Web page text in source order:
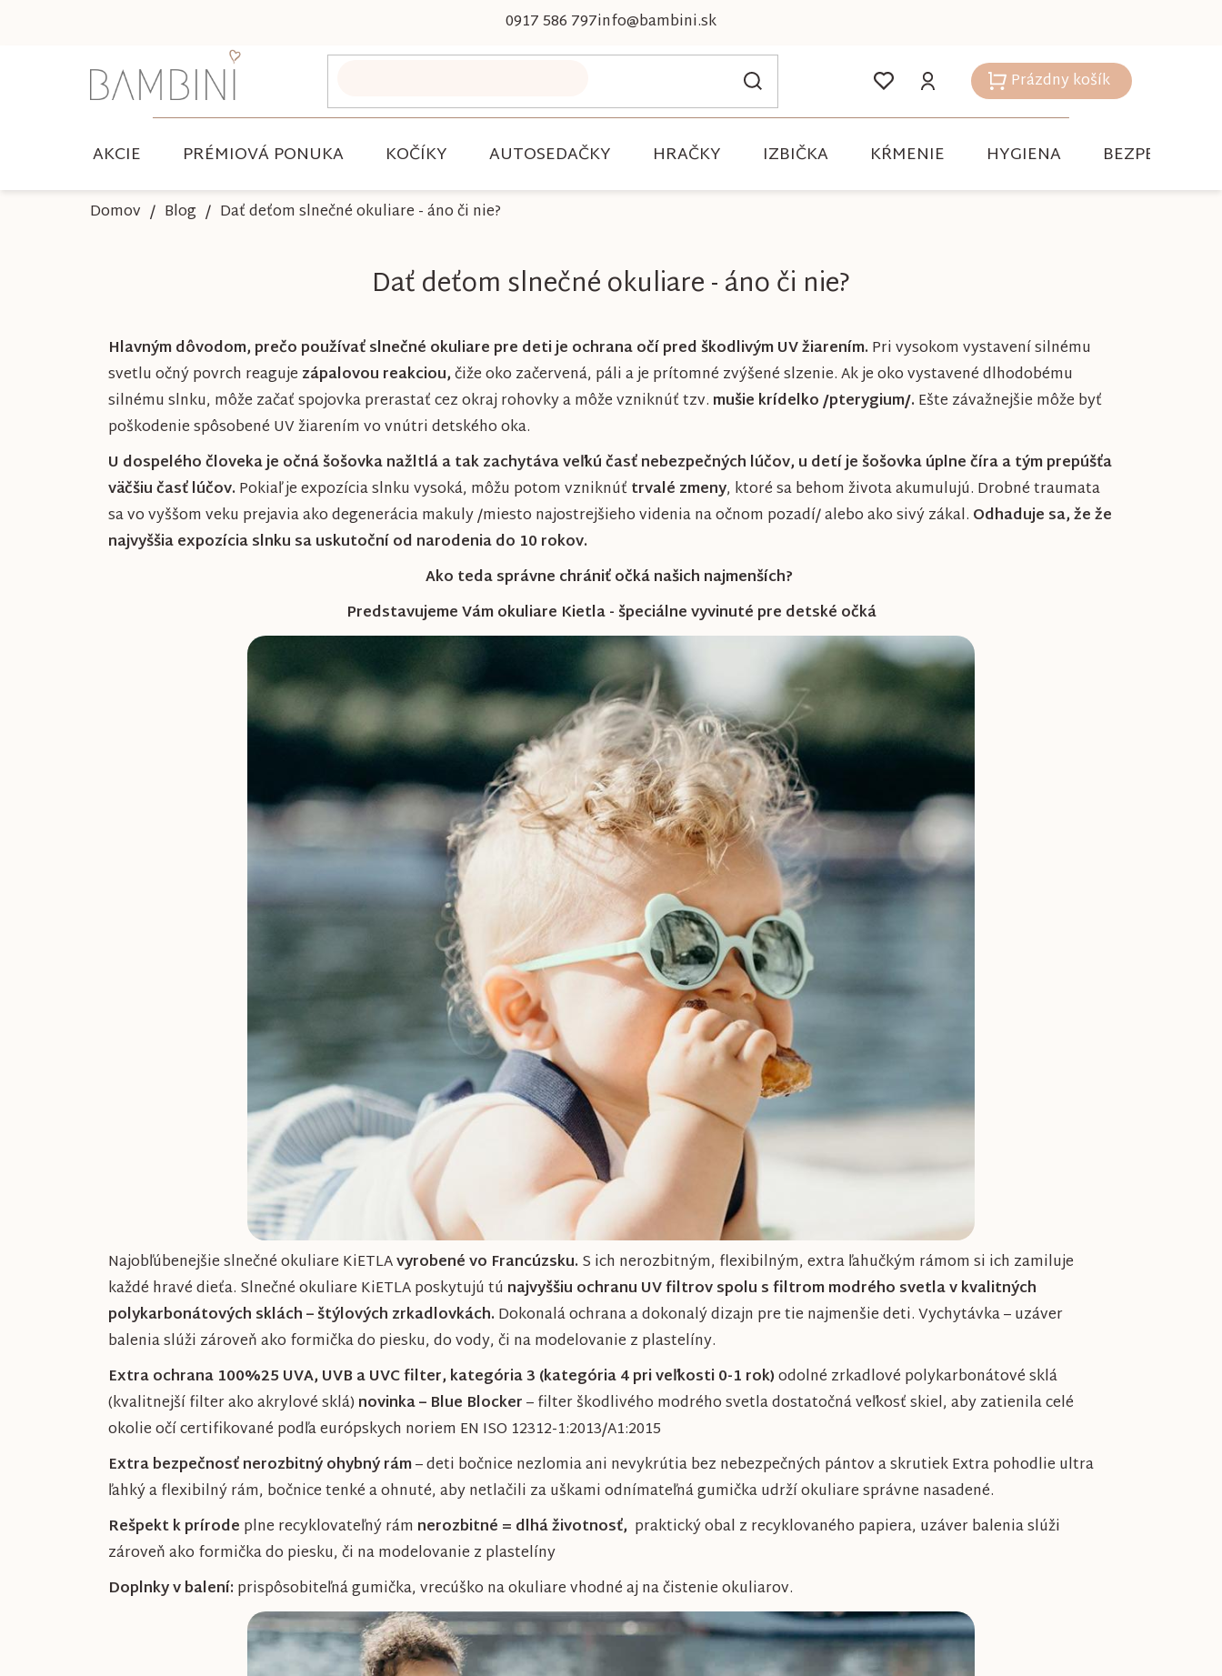
0917 586 797info@bambini.sk
Nákupný
košík
Prázdny košík
AKCIE PRÉMIOVÁ PONUKA KOČÍKY AUTOSEDAČKY HRAČKY IZBIČKA KŔMENIE HYGIENA BEZPEČNOSŤ
Domov Blog Dať deťom slnečné okuliare - áno či nie?
Dať deťom slnečné okuliare - áno či nie?
Hlavným dôvodom, prečo používať slnečné okuliare pre deti je ochrana očí pred škodlivým UV žiarením. Pri vysokom vystavení silnému
svetlu očný povrch reaguje zápalovou reakciou,čiže oko začervená, páli a je prítomné zvýšené slzenie. Ak je oko vystavené dlhodobému
silnému slnku, môže začať spojovka prerastať cez okraj rohovky a môže vzniknúť tzv. mušie krídelko /pterygium/. Ešte závažnejšie môže byť
poškodenie spôsobené UV žiarením vo vnútri detského oka.
U dospelého človeka je očná šošovka nažltlá a tak zachytáva veľkú časť nebezpečných lúčov, u detí je šošovka úplne číra a tým prepúšťa
väčšiu časť lúčov. Pokiaľ je expozícia slnku vysoká, môžu potom vzniknúťtrvalé zmeny, ktoré sa behom života akumulujú. Drobné traumata
sa vo vyššom veku prejavia ako degenerácia makuly /miesto najostrejšieho videnia na očnom pozadí/ alebo ako sivý zákal. Odhaduje sa, že že
najvyššia expozícia slnku sa uskutoční od narodenia do 10 rokov.
Ako teda správne chrániť očká našich najmenších?
Predstavujeme Vám okuliare Kietla - špeciálne vyvinuté pre detské očká
Najobľúbenejšie slnečné okuliare KiETLAvyrobené vo Francúzsku. S ich nerozbitným, flexibilným, extra ľahučkým rámom si ich zamiluje
každé hravé dieťa. Slnečné okuliare KiETLA poskytujú tú najvyššiu ochranu UV filtrov spolu s filtrom modrého svetla v kvalitných
polykarbonátových sklách – štýlových zrkadlovkách. Dokonalá ochrana a dokonalý dizajn pre tie najmenšie deti. Vychytávka – uzáver
balenia slúži zároveň ako formička do piesku, do vody, či na modelovanie z plastelíny.
Extra ochrana 100%25 UVA, UVB a UVC filter, kategória 3 (kategória 4 pri veľkosti 0-1 rok)odolné zrkadlové polykarbonátové sklá
(kvalitnejší filter ako akrylové sklá) novinka – Blue Blocker– filter škodlivého modrého svetla dostatočná veľkosť skiel, aby zatienila celé
okolie očí certifikované podľa európskych noriem EN ISO 12312-1:2013/A1:2015
Extra bezpečnosť nerozbitný ohybný rám– deti bočnice nezlomia ani nevykrútia bez nebezpečných pántov a skrutiek Extra pohodlie ultra
ľahký a flexibilný rám, bočnice tenké a ohnuté, aby netlačili za uškami odnímateľná gumička udrží okuliare správne nasadené.
Rešpekt k prírode plne recyklovateľný rám nerozbitné = dlhá životnosť, praktický obal z recyklovaného papiera, uzáver balenia slúži
zároveň ako formička do piesku, či na modelovanie z plastelíny
Doplnky v balení: prispôsobiteľná gumička, vrecúško na okuliare vhodné aj na čistenie okuliarov.